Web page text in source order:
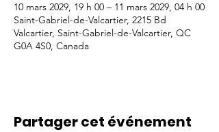
10 mars 2029, 19 h 00 – 11 mars 2029, 04 h 00
Saint-Gabriel-de-Valcartier, 2215 Bd
Valcartier, Saint-Gabriel-de-Valcartier, QC
G0A 4S0, Canada
Partager cet événement